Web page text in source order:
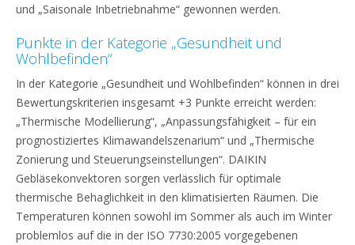
und „Saisonale Inbetriebnahme“ gewonnen werden.
Punkte in der Kategorie „Gesundheit und
Wohlbefinden“
In der Kategorie „Gesundheit und Wohlbefinden“ können in drei
Bewertungskriterien insgesamt +3 Punkte erreicht werden:
„Thermische Modellierung“, „Anpassungsfähigkeit – für ein
prognostiziertes Klimawandelszenarium“ und „Thermische
Zonierung und Steuerungseinstellungen“. DAIKIN
Gebläsekonvektoren sorgen verlässlich für optimale
thermische Behaglichkeit in den klimatisierten Räumen. Die
Temperaturen können sowohl im Sommer als auch im Winter
problemlos auf die in der ISO 7730:2005 vorgegebenen